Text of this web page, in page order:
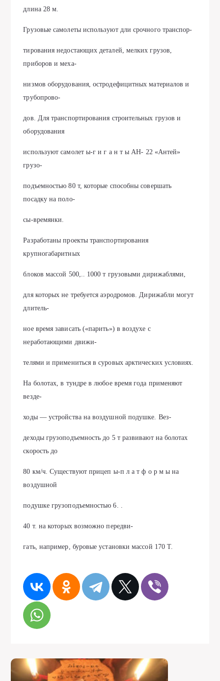
длина 28 м.
Грузовые самолеты используют дли срочного транспор-
тирования недостающих деталей, мелких грузов,
приборов и меха-
низмов оборудования, остродефицитных материалов и
трубопрово-
дов. Для транспортирования строительных грузов и
оборудования
используют самолет ы-г и г а н т ы АН- 22 «Антей»
грузо-
подъемностью 80 т, которые способны совершать
посадку на поло-
сы-времянки.
Разработаны проекты транспортирования
крупногабаритных
блоков массой 500,.. 1000 т грузовыми дирижаблями,
для которых не требуется аэродромов. Дирижабли могут
длитель-
ное время зависать («парить») в воздухе с
неработающими движи-
телями и примениться в суровых арктических условиях.
На болотах, в тундре в любое время года применяют
везде-
ходы — устройства на воздушной подушке. Вез-
деходы грузоподъемность до 5 т развивают на болотах
скорость до
80 км/ч. Существуют прицеп ы-п л а т ф о р м ы на
воздушной
подушке грузоподъемностью 6. .
40 т. на которых возможно передви-
гать, например, буровые установки массой 170 Т.